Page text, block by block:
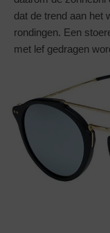
dat de trend aan het
rondingen. Een
met lef gedragen